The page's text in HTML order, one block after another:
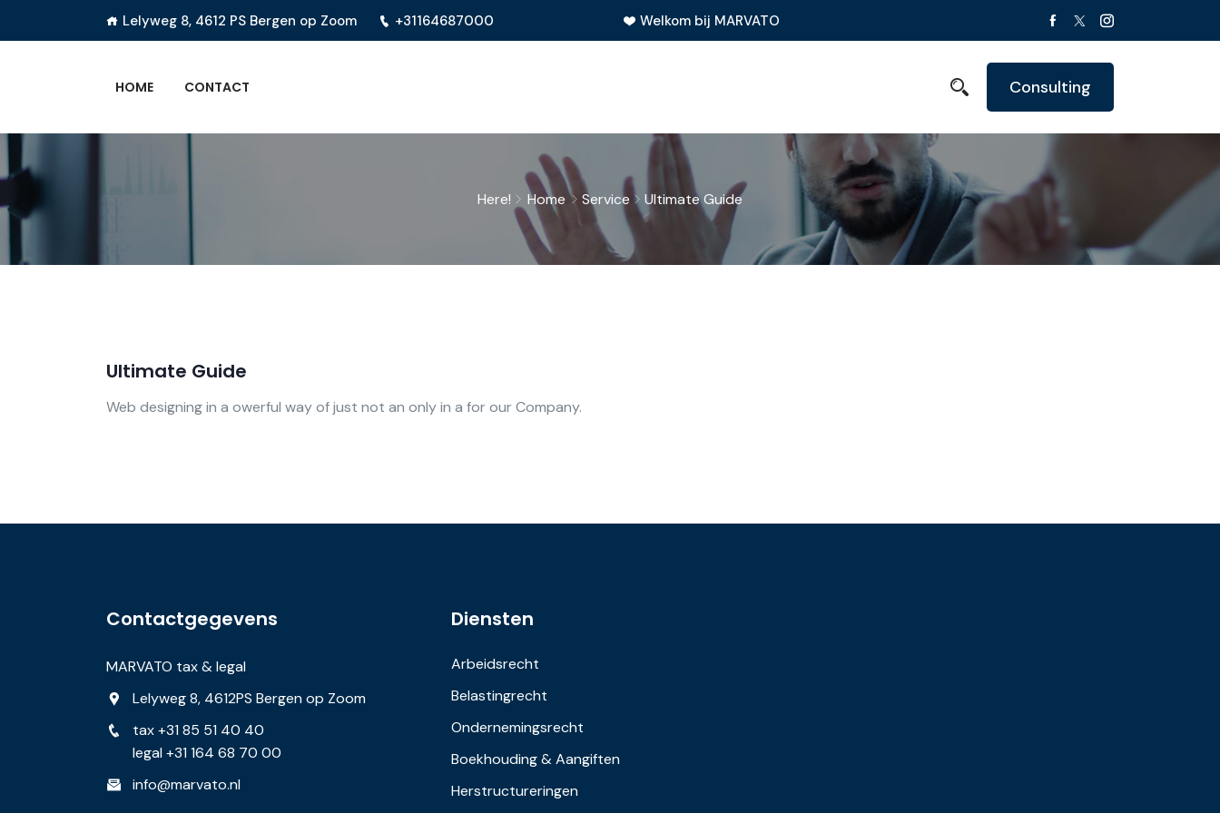
Lelyweg 8, 4612 PS Bergen op Zoom +31164687000 Welkom bij MARVATO
HOME CONTACT Consulting
Here! Home Service Ultimate Guide
Ultimate Guide
Web designing in a owerful way of just not an only in a for our Company.
Contactgegevens
MARVATO tax & legal
Lelyweg 8, 4612PS Bergen op Zoom
tax +31 85 51 40 40
legal +31 164 68 70 00
info@marvato.nl
Diensten
Arbeidsrecht
Belastingrecht
Ondernemingsrecht
Boekhouding & Aangiften
Herstructureringen